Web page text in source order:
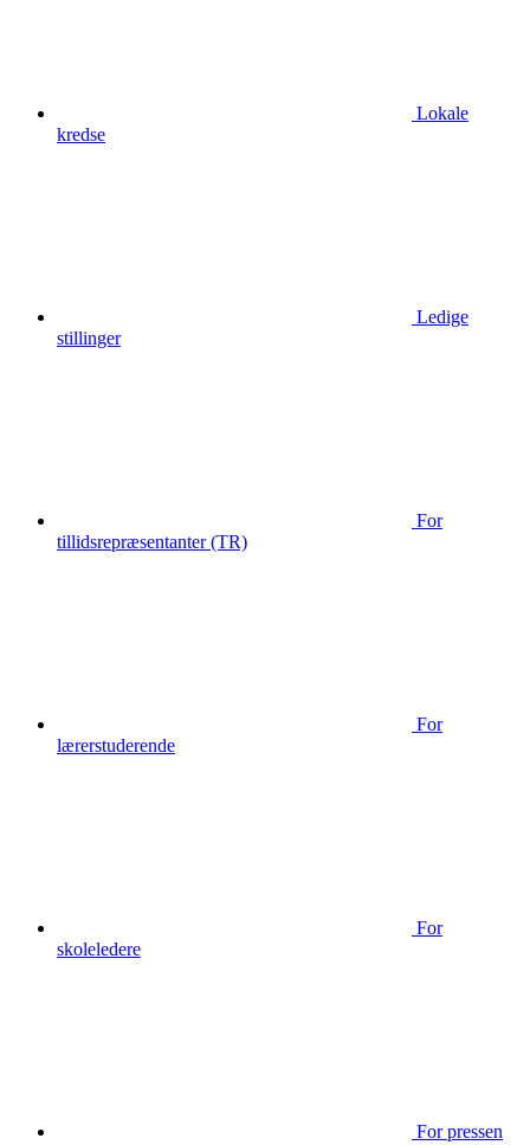
Lokale
kredse
Ledige
stillinger
For
tillidsrepræsentanter (TR)
For
lærerstuderende
For
skoleledere
For pressen